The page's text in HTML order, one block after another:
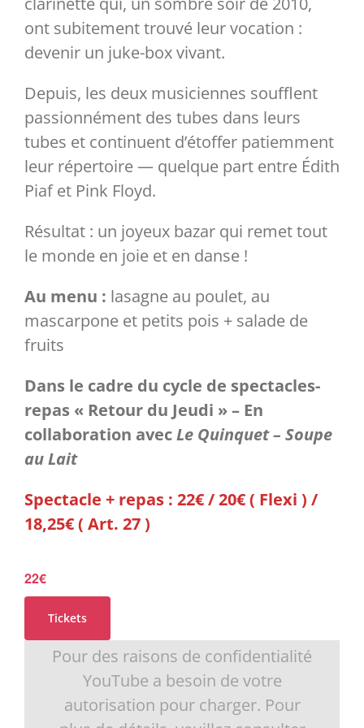
Partenaires
Liens
ont subitement trouvé leur vocation :
devenir un juke-box vivant.
​Depuis, les deux musiciennes soufflent
passionnément des tubes dans leurs
tubes et continuent d’étoffer patiemment
leur répertoire — quelque part entre Édith
Piaf et Pink Floyd.
​Résultat : un joyeux bazar qui remet tout
le monde en joie et en danse !
Au menu : lasagne au poulet, au
mascarpone et petits pois + salade de
fruits
Dans le cadre du cycle de spectacles-
repas « Retour du Jeudi » – En
collaboration avecLe Quinquet – Soupe
au Lait
Spectacle + repas : 22€ / 20€ ( Flexi ) /
18,25€ ( Art. 27 )
22€
Tickets
Pour des raisons de confidentialité
YouTube a besoin de votre
autorisation pour charger. Pour